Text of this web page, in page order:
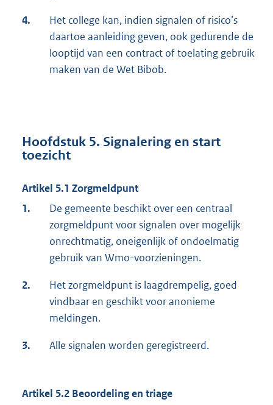
4.
Het college kan, indien signalen of risico’s
daartoe aanleiding geven, ook gedurende de
looptijd van een contract of toelating gebruik
maken van de Wet Bibob.
Hoofdstuk 5. Signalering en start
toezicht
Artikel 5.1 Zorgmeldpunt
1.
De gemeente beschikt over een centraal
zorgmeldpunt voor signalen over mogelijk
onrechtmatig, oneigenlijk of ondoelmatig
gebruik van Wmo-voorzieningen.
2.
Het zorgmeldpunt is laagdrempelig, goed
vindbaar en geschikt voor anonieme
meldingen.
3. Alle signalen worden geregistreerd.
Artikel 5.2 Beoordeling en triage